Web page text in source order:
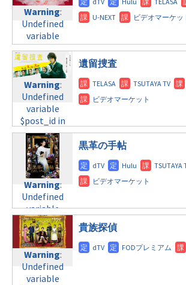
child/post-
formats/format-
tax.phpon
line34
©フジテレビ
Warning:
Undefined
variable
$post_id in
/home/c4607168/public_html/osusume-
doga.com/wp-
content/themes/soledad-
child/post-
formats/format-
tax.phpon
line34
©TBS
content/themes/soledad-
child/post-
formats/format-
tax.phpon
line31
水曜9:00
Warning:
Undefined
variable
$post_id in
/home/c4607168/public_html/osusume-
doga.com/wp-
content/themes/soledad-
child/post-
formats/format-
tax.phpon
line34
©テレビ朝日
Warning:
Undefined
variable
$post_id in
/home/c4607168/public_html/osusume-
doga.com/wp-
content/themes/soledad-
child/post-
formats/format-
tax.phpon
line31
水曜10:00
Warning
Undefined
variable
$post_id in
/home/c4607168/public_html/osusume-
doga.com/wp-
content/themes/soledad-
child/post-
formats/format-
tax.phpon
Warning:
Undefined
variable
$post_id in
/home/c4607168/public_html/osusume-
doga.com/wp-
content/themes/soledad-
child/post-
formats/format-
tax.phpon
line31
木曜8:00
Warning:
Undefined
variable
$post_id in
遺留捜査
Warning:
Undefined
variable
$post_id in
/home/c4607168/public_html/osusume-
doga.com/wp-
content/themes/soledad-
child/post-
formats/format-
黒革の手帖
Warning:
Undefined
variable
貴族探偵